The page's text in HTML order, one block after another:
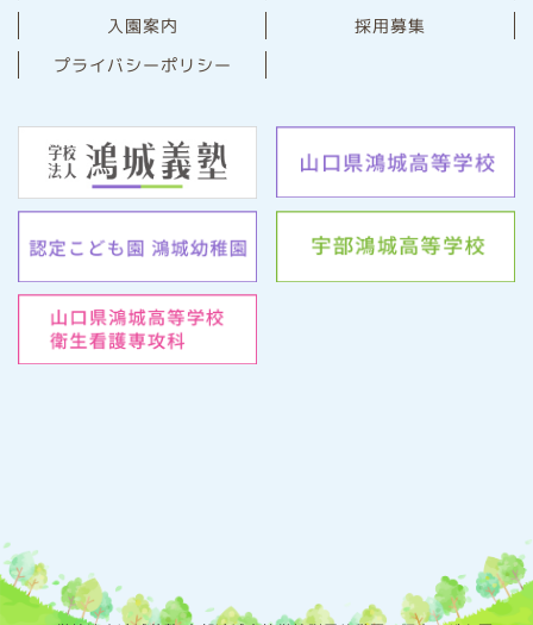
⼊園案内 採用募集
プライバシーポリシー